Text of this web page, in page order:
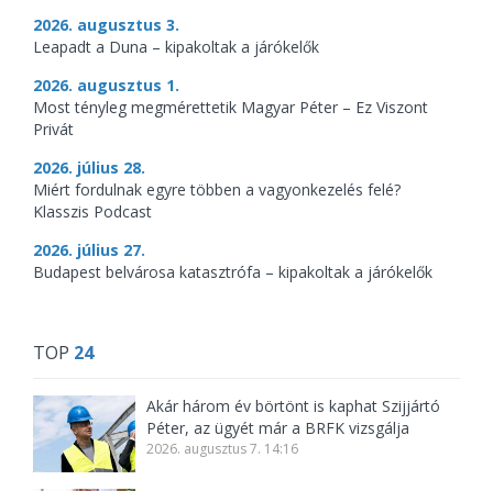
2026. augusztus 3.
Leapadt a Duna – kipakoltak a járókelők
2026. augusztus 1.
Most tényleg megmérettetik Magyar Péter – Ez Viszont
Privát
2026. július 28.
Miért fordulnak egyre többen a vagyonkezelés felé?
Klasszis Podcast
2026. július 27.
Budapest belvárosa katasztrófa – kipakoltak a járókelők
TOP 24
Akár három év börtönt is kaphat Szijjártó
Péter, az ügyét már a BRFK vizsgálja
2026. augusztus 7. 14:16